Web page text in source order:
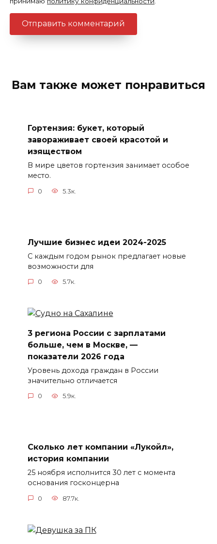
Вам также может понравиться
Гортензия: букет, который
завораживает своей красотой и
изяществом
В мире цветов гортензия занимает особое
место.
0 5.3к.
Лучшие бизнес идеи 2024-2025
С каждым годом рынок предлагает новые
возможности для
0 5.7к.
3 региона России с зарплатами
больше, чем в Москве, —
показатели 2026 года
Уровень дохода граждан в России
значительно отличается
0 5.9к.
Сколько лет компании «Лукойл»,
история компании
25 ноября исполнится 30 лет с момента
основания госконцерна
0 87.7к.